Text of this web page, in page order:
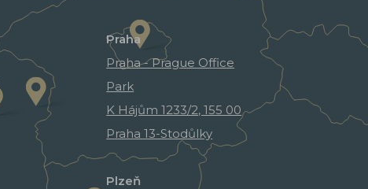
Praha
Praha - Prague Office
Park
K Hájům 1233/2, 155 00
Praha 13-Stodůlky
Plzeň